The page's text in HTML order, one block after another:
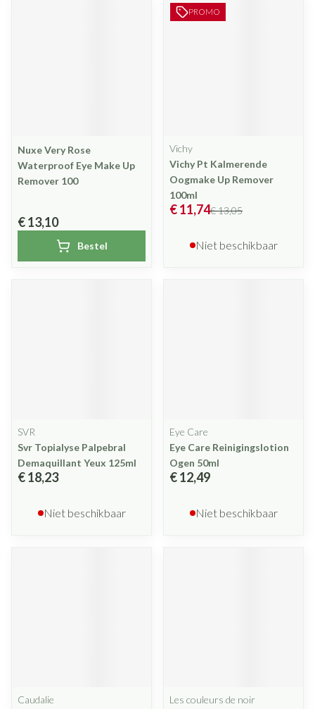
Nuxe Very Rose
Waterproof Eye Make Up
Remover 100
€ 13,10
Bestel
PROMO
Vichy
Vichy Pt Kalmerende
Oogmake Up Remover
100ml
€ 13,05
€ 11,74
Niet beschikbaar
SVR
Svr Topialyse Palpebral
Demaquillant Yeux 125ml
€ 18,23
Niet beschikbaar
Eye Care
Eye Care Reinigingslotion
Ogen 50ml
€ 12,49
Niet beschikbaar
Caudalie Les couleurs de noir